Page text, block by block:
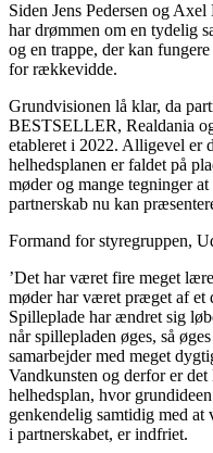
Siden Jens Pedersen og
har drømmen om en tydelig
og en trappe, der kan
for rækkevidde.
Grundvisionen lå klar, da
BESTSELLER, Realdania
etableret i 2022. Alligevel er
helhedsplanen er faldet på
møder og mange tegninger
partnerskab nu kan
Formand for styregruppen,
’Det har været fire meget
møder har været præget af et
Spilleplade har ændret sig
når spillepladen øges, så
samarbejder med meget
Vandkunsten og derfor er
helhedsplan, hvor
genkendelig samtidig med
i partnerskabet, er indfriet.